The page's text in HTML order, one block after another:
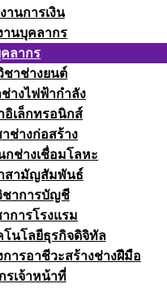
งานการเงิน
านบุคลากร
ลากร
ชาช่างยนต์
างไฟฟ้ากำลัง
อิเล็กทรอนิกส์
ช่างก่อสร้าง
กช่างเชื่อมโลหะ
สามัญสัมพันธ์
ชาการบัญชี
การโรงแรม
โนโลยีธุรกิจดิจิทัล
ารอาชีวะสร้างช่างฝีมือ
รเจ้าหน้าที่